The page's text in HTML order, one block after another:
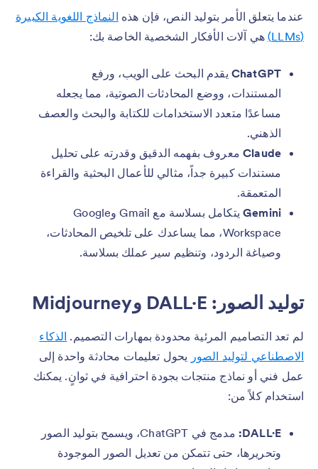
عندما يتعلق الأمر بتوليد النص، فإن هذه النماذج اللغوية الكبيرة
(LLMs)
هي آلات الأفكار الشخصية الخاصة بك:
ChatGPT يقدم البحث على الويب، ورفع
المستندات، ووضع المحادثات الصوتية، مما يجعله
مساعدًا متعدد الاستخدامات للكتابة والبحث والعصف
الذهني.
Claude معروف بفهمه الدقيق وقدرته على تحليل
مستندات كبيرة جداً، مثالي للأعمال البحثية والقراءة
المتعمقة.
Gemini
يتكامل بسلاسة مع Gmail وGoogle
Workspace، مما يساعدك على تلخيص المحادثات،
وصياغة الردود، وتنظيم سير عملك بسلاسة.
توليد الصور: DALL·E وMidjourney
لم تعد التصاميم المرئية محدودة بمهارات التصميم. الذكاء
الاصطناعي لتوليد الصور يحول تعليمات محادثة واحدة إلى
عمل فني أو نماذج منتجات بجودة احترافية في ثوانٍ. يمكنك
استخدام كلاً من:
DALL·E:
مدمج في ChatGPT، ويسمح بتوليد الصور
وتحريرها، حتى تتمكن من تعديل الصور الموجودة